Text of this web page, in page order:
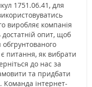
1751.06.41, для
виробляє компанія
опит, щоб
питання, як вибрати
до нас за
та придбати
Команда інтернет-